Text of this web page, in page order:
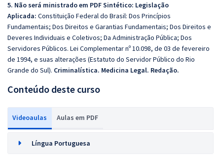
5. Não será ministrado em PDF Sintético: Legislação
Aplicada: Constituição Federal do Brasil: Dos Princípios
Fundamentais; Dos Direitos e Garantias Fundamentais; Dos Direitos e
Deveres Individuais e Coletivos; Da Administração Pública; Dos
Servidores Públicos. Lei Complementar nº 10.098, de 03 de fevereiro
de 1994, e suas alterações (Estatuto do Servidor Público do Rio
Grande do Sul). Criminalística. Medicina Legal. Redação.
Conteúdo deste curso
Videoaulas Aulas em PDF
Língua Portuguesa